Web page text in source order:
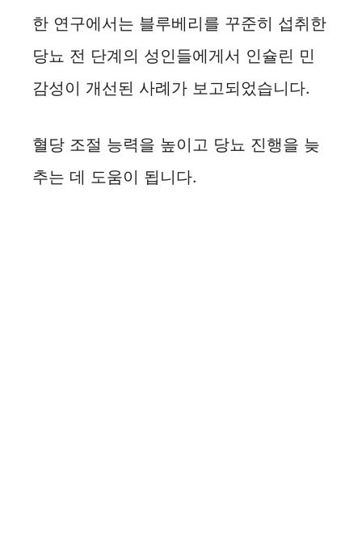
한 연구에서는 블루베리를 꾸준히 섭취한
당뇨 전 단계의 성인들에게서 인슐린 민
감성이 개선된 사례가 보고되었습니다.
혈당 조절 능력을 높이고 당뇨 진행을 늦
추는 데 도움이 됩니다.